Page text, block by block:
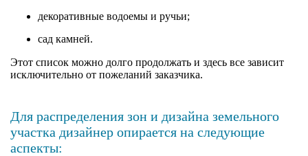
декоративные водоемы и ручьи;
сад камней.
Этот список можно долго продолжать и здесь все зависит
исключительно от пожеланий заказчика.
Для распределения зон и дизайна земельного
участка дизайнер опирается на следующие
аспекты: